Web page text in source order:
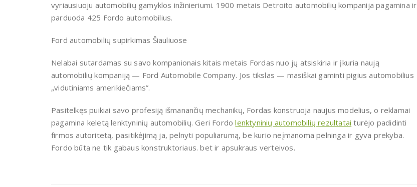
vyriausiuoju automobilių gamyklos inžinieriumi. 1900 metais Detroito automobilių kompanija pagamina ir
parduoda 425 Fordo automobilius.
Ford automobilių supirkimas Šiauliuose
Nelabai sutardamas su savo kompanionais kitais metais Fordas nuo jų atsiskiria ir įkuria naują
automobilių kompaniją — Ford Automobile Company. Jos tikslas — masiškai gaminti pigius automobilius
„vidutiniams amerikiečiams”.
Pasitelkęs puikiai savo profesiją išmanančių mechanikų, Fordas konstruoja naujus modelius, o reklamai
pagamina keletą lenktyninių automobilių. Geri Fordolenktyninių automobilių rezultatai turėjo padidinti
firmos autoritetą, pasitikėjimą ja, pelnyti populiarumą, be kurio neįmanoma pelninga ir gyva prekyba.
Fordo būta ne tik gabaus konstruktoriaus. bet ir apsukraus verteivos.